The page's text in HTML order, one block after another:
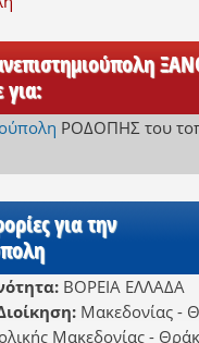
ΡΟΔΟΠΗΣ του
για την
ΒΟΡΕΙΑ ΕΛΛΑΔΑ
Μακεδονίας -
Μακεδονίας -